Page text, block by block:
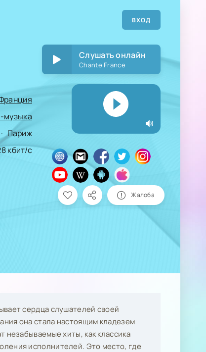
ВХОД
музыка
Париж
кбит/с
Слушать онлайн
Chante France
Жалоба
сердца слушателей своей
она стала настоящим кладезем
незабываемые хиты, как классика
исполнителей. Это место, где